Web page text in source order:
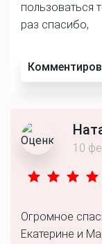
пользоваться
раз спасибо,
10
Огромное
Екатерине и